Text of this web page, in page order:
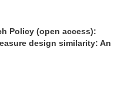
Policy (open access):
design similarity: An